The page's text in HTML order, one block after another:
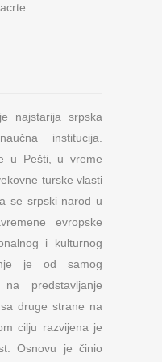
najstarija srpska
institucija.
u Pešti, u vreme
turske vlasti
se srpski narod u
evropske
i kulturnog
je od samog
predstavljanje
druge strane na
cilju razvijena je
Osnovu je činio